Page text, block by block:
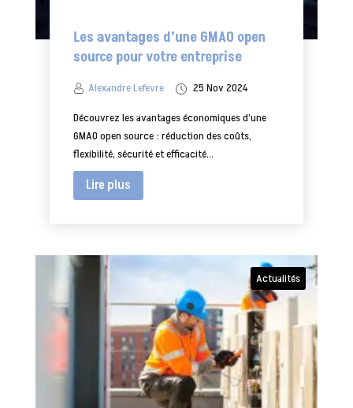
Les avantages d’une GMAO open
source pour votre entreprise
Alexandre Lefevre
25 Nov 2024
Découvrez les avantages économiques d’une
GMAO open source : réduction des coûts,
flexibilité, sécurité et efficacité...
Lire plus
Actualités